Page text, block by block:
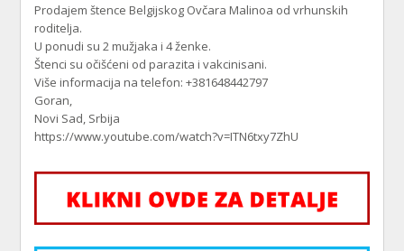
Prodajem štence Belgijskog Ovčara Malinoa od vrhunskih
roditelja.
U ponudi su 2 mužjaka i 4 ženke.
Štenci su očišćeni od parazita i vakcinisani.
Više informacija na telefon: +381648442797
Goran,
Novi Sad, Srbija
https://www.youtube.com/watch?v=ITN6txy7ZhU